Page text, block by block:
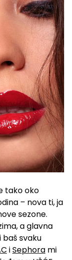
tako oko
– nova ti, ja
sezone.
a glavna
svaku
iSephora mi